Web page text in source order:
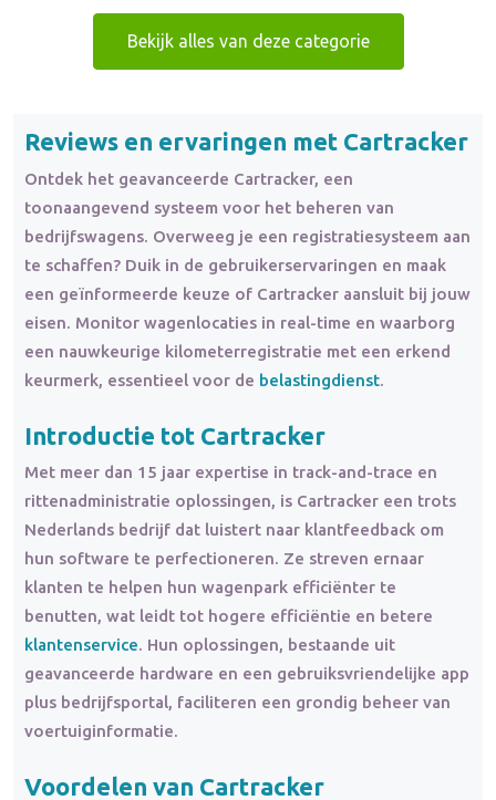
Bekijk alles van deze categorie
Reviews en ervaringen met Cartracker
Ontdek het geavanceerde Cartracker, een
toonaangevend systeem voor het beheren van
bedrijfswagens. Overweeg je een registratiesysteem aan
te schaffen? Duik in de gebruikerservaringen en maak
een geïnformeerde keuze of Cartracker aansluit bij jouw
eisen. Monitor wagenlocaties in real-time en waarborg
een nauwkeurige kilometerregistratie met een erkend
keurmerk, essentieel voor de belastingdienst.
Introductie tot Cartracker
Met meer dan 15 jaar expertise in track-and-trace en
rittenadministratie oplossingen, is Cartracker een trots
Nederlands bedrijf dat luistert naar klantfeedback om
hun software te perfectioneren. Ze streven ernaar
klanten te helpen hun wagenpark efficiënter te
benutten, wat leidt tot hogere efficiëntie en betere
klantenservice. Hun oplossingen, bestaande uit
geavanceerde hardware en een gebruiksvriendelijke app
plus bedrijfsportal, faciliteren een grondig beheer van
voertuiginformatie.
Voordelen van Cartracker